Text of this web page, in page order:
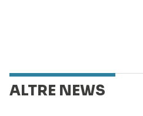
ALTRE NEWS